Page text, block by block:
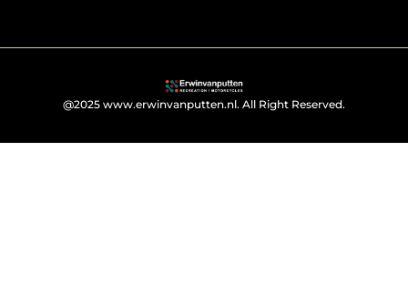
@2025 www.erwinvanputten.nl. All Right Reserved.